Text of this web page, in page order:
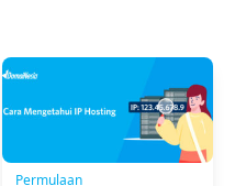
Permulaan